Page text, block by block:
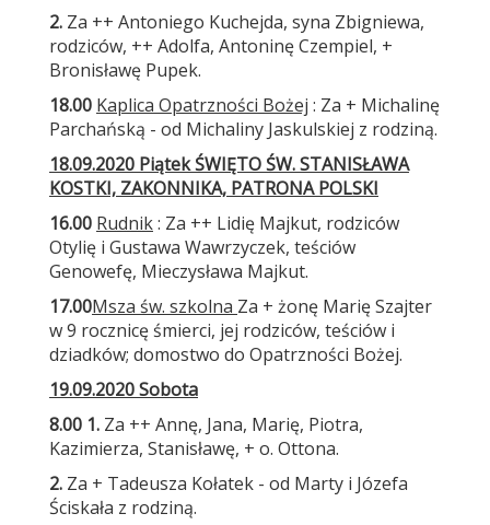
2. Za ++ Antoniego Kuchejda, syna Zbigniewa,
rodziców, ++ Adolfa, Antoninę Czempiel, +
Bronisławę Pupek.
18.00 Kaplica Opatrzności Bożej : Za + Michalinę
Parchańską - od Michaliny Jaskulskiej z rodziną.
18.09.2020 PiątekŚWIĘTO ŚW. STANISŁAWA
KOSTKI, ZAKONNIKA, PATRONA POLSKI
16.00 Rudnik: Za ++ Lidię Majkut, rodziców
Otylię i Gustawa Wawrzyczek, teściów
Genowefę, Mieczysława Majkut.
17.00Msza św. szkolna Za + żonę Marię Szajter
w 9 rocznicę śmierci, jej rodziców, teściów i
dziadków; domostwo do Opatrzności Bożej.
19.09.2020 Sobota
8.00 1. Za ++ Annę, Jana, Marię, Piotra,
Kazimierza, Stanisławę, + o. Ottona.
2. Za + Tadeusza Kołatek - od Marty i Józefa
Ściskała z rodziną.